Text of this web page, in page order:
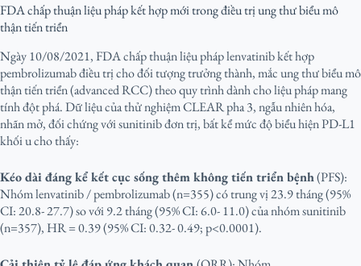
FDA chấp thuận liệu pháp kết hợp mới trong điều trị ung thư biểu mô
thận tiến triển
Ngày 10/08/2021, FDA chấp thuận liệu pháp lenvatinib kết hợp
pembrolizumab điều trị cho đối tượng trưởng thành, mắc ung thư biểu mô
thận tiến triển (advanced RCC) theo quy trình dành cho liệu pháp mang
tính đột phá. Dữ liệu của thử nghiệm CLEAR pha 3, ngẫu nhiên hóa,
nhãn mở, đối chứng với sunitinib đơn trị, bất kể mức độ biểu hiện PD-L1
khối u cho thấy:
Kéo dài đáng kể kết cục sống thêm không tiến triển bệnh(PFS):
Nhóm lenvatinib / pembrolizumab (n=355) có trung vị 23.9 tháng (95%
CI: 20.8- 27.7) so với 9.2 tháng (95% CI: 6.0- 11.0) của nhóm sunitinib
(n=357), HR = 0.39 (95% CI: 0.32- 0.49; p<0.0001).